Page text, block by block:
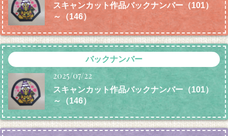
スキャンカット作品バックナンバー（101）
～（146）
バックナンバー
2025/07/22
スキャンカット作品バックナンバー（101）
～（146）